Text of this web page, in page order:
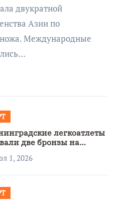
двукратной
Азии по
Международные
легкоатлеты
две бронзы на
России
1, 2026